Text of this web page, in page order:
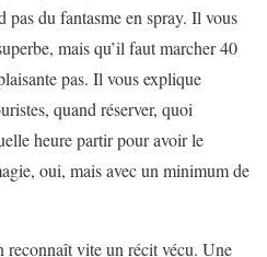
du fantasme en spray. Il vous
mais qu’il faut marcher 40
pas. Il vous explique
quand réserver, quoi
heure partir pour avoir le
oui, mais avec un minimum de
vite un récit vécu. Une